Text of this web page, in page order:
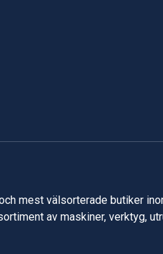
mest välsorterade butiker
av maskiner, verktyg,